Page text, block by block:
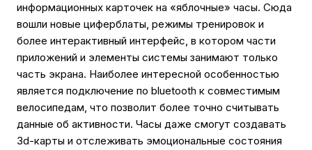
информационных карточек на «яблочные» часы. Сюда
вошли новые циферблаты, режимы тренировок и
более интерактивный интерфейс, в котором части
приложений и элементы системы занимают только
часть экрана. Наиболее интересной особенностью
является подключение по bluetooth к совместимым
велосипедам, что позволит более точно считывать
данные об активности. Часы даже смогут создавать
3d-карты и отслеживать эмоциональные состояния